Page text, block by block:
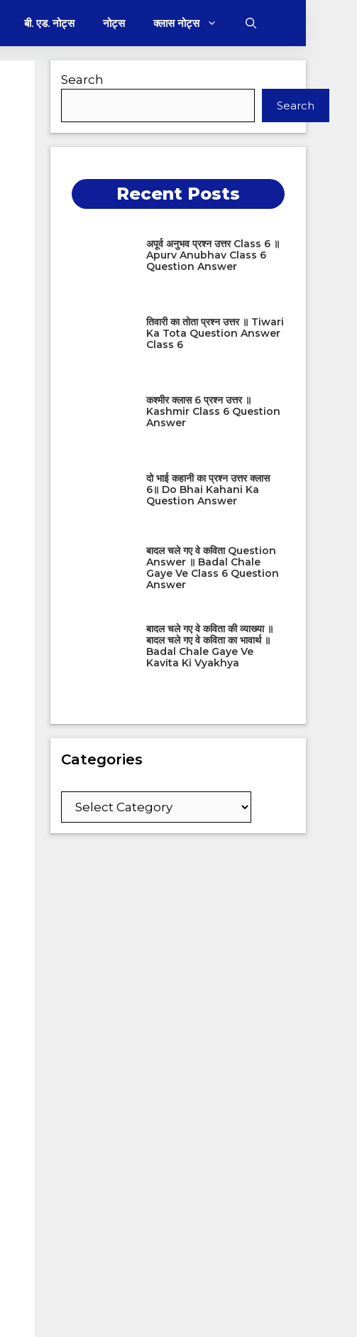
बी. एड. नोट्स नोट्स क्लास नोट्स
Search
Search
Recent Posts
अपूर्व अनुभव प्रश्न उत्तर Class 6 ॥
Apurv Anubhav Class 6
Question Answer
तिवारी का तोता प्रश्न उत्तर ॥ Tiwari
Ka Tota Question Answer
Class 6
कश्मीर क्लास 6 प्रश्न उत्तर ॥
Kashmir Class 6 Question
Answer
दो भाई कहानी का प्रश्न उत्तर क्लास
6॥ Do Bhai Kahani Ka
Question Answer
बादल चले गए वे कविता Question
Answer ॥ Badal Chale
Gaye Ve Class 6 Question
Answer
बादल चले गए वे कविता की व्याख्या ॥
बादल चले गए वे कविता का भावार्थ ॥
Badal Chale Gaye Ve
Kavita Ki Vyakhya
Categories
Categories